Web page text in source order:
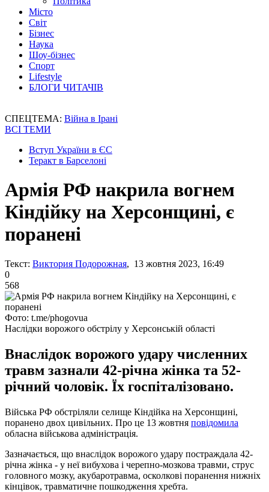
Місто
Світ
Бізнес
Наука
Шоу-бізнес
Спорт
Lifestyle
БЛОГИ ЧИТАЧІВ
СПЕЦТЕМА: Війна в Ірані
ВСІ ТЕМИ
Вступ України в ЄС
Теракт в Барселоні
Армія РФ накрила вогнем
Кіндійку на Херсонщині, є
поранені
Текст: Виктория Подорожная, 13 жовтня 2023, 16:49
0
568
Фото: t.me/phogovua
Наслідки ворожого обстрілу у Херсонській області
Внаслідок ворожого удару численних
травм зазнали 42-річна жінка та 52-
річний чоловік. Їх госпіталізовано.
Війська РФ обстріляли селище Кіндійка на Херсонщині,
поранено двох цивільних. Про це 13 жовтня повідомила
обласна військова адміністрація.
Зазначається, що внаслідок ворожого удару постраждала 42-
річна жінка - у неї вибухова і черепно-мозкова травми, струс
головного мозку, акубаротравма, осколкові поранення нижніх
кінцівок, травматичне пошкодження хребта.